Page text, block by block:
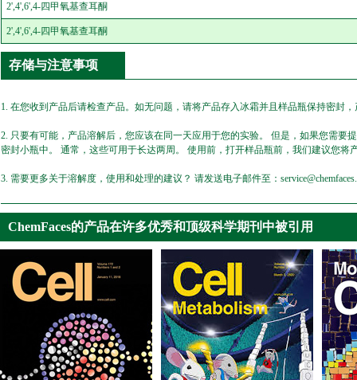
2',4',6',4-四甲氧基查耳酮
2',4',6',4-四甲氧基查耳酮
存储与注意事项
1. 在您收到产品后请检查产品。如无问题，请将产品存入冰霜并且样品瓶保持密封
2. 只要有可能，产品溶解后，您应该在同一天应用于您的实验。 但是，如果您需
密封小瓶中。 通常，这些可用于长达两周。 使用前，打开样品瓶前，我们建议您将
3. 需要更多关于溶解度，使用和处理的建议？ 请发送电子邮件至：
ChemFaces的产品在许多优秀和顶级科学期刊中被引用